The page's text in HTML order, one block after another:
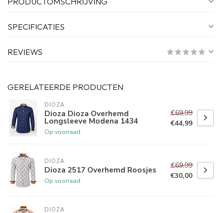
SPECIFICATIES
REVIEWS
GERELATEERDE PRODUCTEN
DIOZA
Dioza Dioza Overhemd
Longsleeve Modena 1434
Op voorraad
€69,99
€44,99
DIOZA
Dioza 2517 Overhemd Roosjes
Op voorraad
€69,99
€30,00
DIOZA